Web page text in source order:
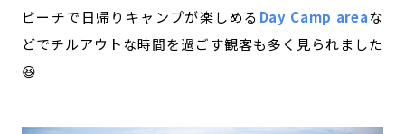
ビーチで⽇帰りキャンプが楽しめる Day Camp areaな
どでチルアウトな時間を過ごす観客も多く見られました
😆